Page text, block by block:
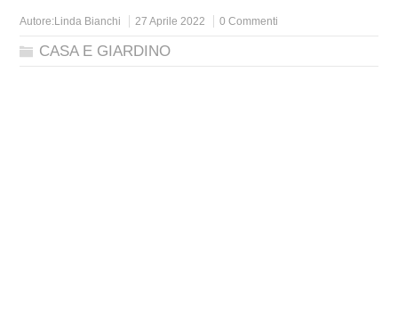
Autore:Linda Bianchi 27 Aprile 2022 0 Commenti
CASA E GIARDINO